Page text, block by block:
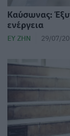
Καύσωνας:
ενέργεια
ΕΥ ΖΗΝ 29/07/